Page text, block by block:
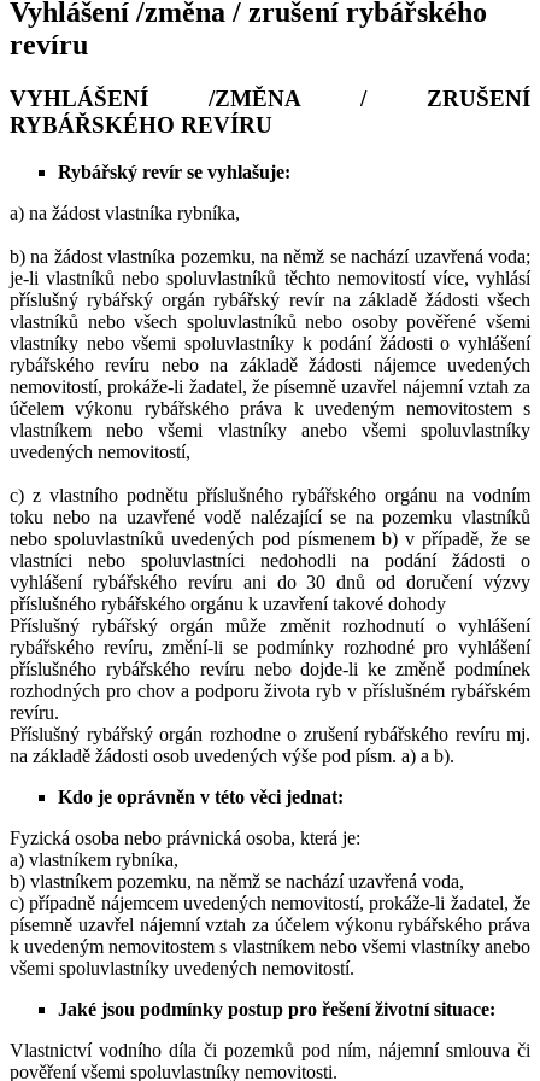
Vyhlášení /změna / zrušení rybářského
revíru
VYHLÁŠENÍ /ZMĚNA / ZRUŠENÍ
RYBÁŘSKÉHO REVÍRU
Rybářský revír se vyhlašuje:
a) na žádost vlastníka rybníka,
b) na žádost vlastníka pozemku, na němž se nachází uzavřená voda;
je-li vlastníků nebo spoluvlastníků těchto nemovitostí více, vyhlásí
příslušný rybářský orgán rybářský revír na základě žádosti všech
vlastníků nebo všech spoluvlastníků nebo osoby pověřené všemi
vlastníky nebo všemi spoluvlastníky k podání žádosti o vyhlášení
rybářského revíru nebo na základě žádosti nájemce uvedených
nemovitostí, prokáže-li žadatel, že písemně uzavřel nájemní vztah za
účelem výkonu rybářského práva k uvedeným nemovitostem s
vlastníkem nebo všemi vlastníky anebo všemi spoluvlastníky
uvedených nemovitostí,
c) z vlastního podnětu příslušného rybářského orgánu na vodním
toku nebo na uzavřené vodě nalézající se na pozemku vlastníků
nebo spoluvlastníků uvedených pod písmenem b) v případě, že se
vlastníci nebo spoluvlastníci nedohodli na podání žádosti o
vyhlášení rybářského revíru ani do 30 dnů od doručení výzvy
příslušného rybářského orgánu k uzavření takové dohody
Příslušný rybářský orgán může změnit rozhodnutí o vyhlášení
rybářského revíru, změní-li se podmínky rozhodné pro vyhlášení
příslušného rybářského revíru nebo dojde-li ke změně podmínek
rozhodných pro chov a podporu života ryb v příslušném rybářském
revíru.
Příslušný rybářský orgán rozhodne o zrušení rybářského revíru mj.
na základě žádosti osob uvedených výše pod písm. a) a b).
Kdo je oprávněn v této věci jednat:
Fyzická osoba nebo právnická osoba, která je:
a) vlastníkem rybníka,
b) vlastníkem pozemku, na němž se nachází uzavřená voda,
c) případně nájemcem uvedených nemovitostí, prokáže-li žadatel, že
písemně uzavřel nájemní vztah za účelem výkonu rybářského práva
k uvedeným nemovitostem s vlastníkem nebo všemi vlastníky anebo
všemi spoluvlastníky uvedených nemovitostí.
Jaké jsou podmínky postup pro řešení životní situace:
Vlastnictví vodního díla či pozemků pod ním, nájemní smlouva či
pověření všemi spoluvlastníky nemovitosti.